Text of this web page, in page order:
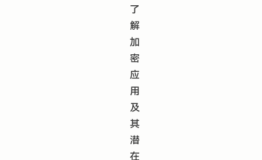
了
解
加
密
应
用
及
其
潜
在